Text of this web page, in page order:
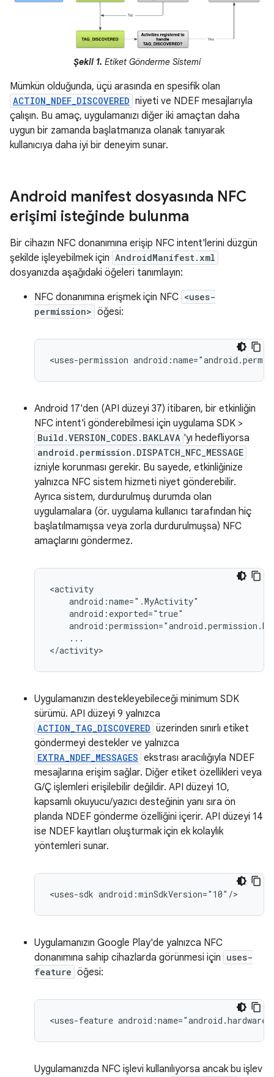
Şekil 1. Etiket Gönderme Sistemi
Mümkün olduğunda, üçü arasında en spesifik olan
ACTION_NDEF_DISCOVERED niyeti ve NDEF mesajlarıyla
çalışın. Bu amaç, uygulamanızı diğer iki amaçtan daha
uygun bir zamanda başlatmanıza olanak tanıyarak
kullanıcıya daha iyi bir deneyim sunar.
Android manifest dosyasında NFC
erişimi isteğinde bulunma
Bir cihazın NFC donanımına erişip NFC intent'lerini düzgün
şekilde işleyebilmek için AndroidManifest.xml
dosyanızda aşağıdaki öğeleri tanımlayın:
NFC donanımına erişmek için NFC <uses-
permission> öğesi:
<uses-permission
Android 17'den (API düzeyi 37) itibaren, bir etkinliğin
NFC intent'i gönderebilmesi için uygulama SDK >
Build.VERSION_CODES.BAKLAVA 'yı hedefliyorsa
android.permission.DISPATCH_NFC_MESSAGE
izniyle korunması gerekir. Bu sayede, etkinliğinize
yalnızca NFC sistem hizmeti niyet gönderebilir.
Ayrıca sistem, durdurulmuş durumda olan
uygulamalara (ör. uygulama kullanıcı tarafından hiç
başlatılmamışsa veya zorla durdurulmuşsa) NFC
amaçlarını göndermez.
...
</activity>
Uygulamanızın destekleyebileceği minimum SDK
sürümü. API düzeyi 9 yalnızca
ACTION_TAG_DISCOVERED üzerinden sınırlı etiket
göndermeyi destekler ve yalnızca
EXTRA_NDEF_MESSAGES ekstrası aracılığıyla NDEF
mesajlarına erişim sağlar. Diğer etiket özellikleri veya
G/Ç işlemleri erişilebilir değildir. API düzeyi 10,
kapsamlı okuyucu/yazıcı desteğinin yanı sıra ön
planda NDEF gönderme özelliğini içerir. API düzeyi 14
ise NDEF kayıtları oluşturmak için ek kolaylık
yöntemleri sunar.
<uses-sdk android:minSdkVersion="10"/>
Uygulamanızın Google Play'de yalnızca NFC
donanımına sahip cihazlarda görünmesi için uses-
feature öğesi:
<uses-feature
Uygulamanızda NFC işlevi kullanılıyorsa ancak bu işlev